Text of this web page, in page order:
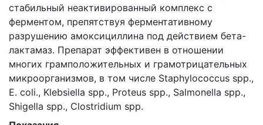
стабильный неактивированный комплекс с
ферментом, препятствуя ферментативному
разрушению амоксициллина под действием бета-
лактамаз. Препарат эффективен в отношении
многих грамположительных и грамотрицательных
микроорганизмов, в том числе Staphylococcus spp.,
E. coli., Klebsiella spp., Proteus spp., Salmonella spp.,
Shigella spp., Clostridium spp.